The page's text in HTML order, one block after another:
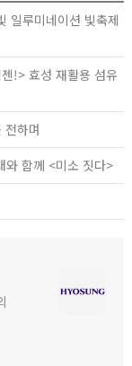
일루미네이션 빛축제
!> 효성 재활용 섬유
하며
와 함께 <미소 짓다>